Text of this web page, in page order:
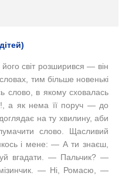
світ розширився — він
тим більше новенькі
слово, в якому сховалась
а як нема її поруч — до
на ту хвилину, аби
слово. Щасливий
і мене:— А ти знаєш,
вгадати. — Пальчик? —
— Ні, Ромасю, —